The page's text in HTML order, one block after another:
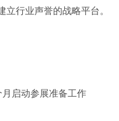
行业声誉的战略平台。
启动参展准备工作